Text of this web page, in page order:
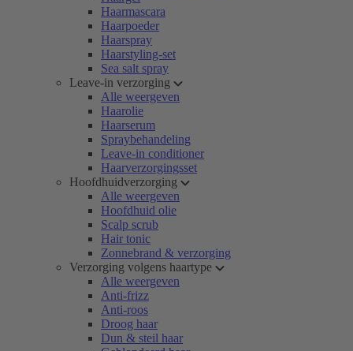
Haarmascara
Haarpoeder
Haarspray
Haarstyling-set
Sea salt spray
Leave-in verzorging
Alle weergeven
Haarolie
Haarserum
Spraybehandeling
Leave-in conditioner
Haarverzorgingsset
Hoofdhuidverzorging
Alle weergeven
Hoofdhuid olie
Scalp scrub
Hair tonic
Zonnebrand & verzorging
Verzorging volgens haartype
Alle weergeven
Anti-frizz
Anti-roos
Droog haar
Dun & steil haar